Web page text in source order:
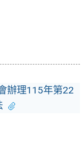
辦理115年第22